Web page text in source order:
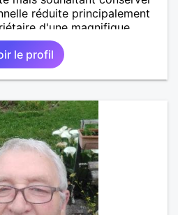
réduite principalement
d'une magnifique
(71) dans laquelle
passer plus de temps et
une femme aimable tant
qu'intellectuel. La région
de contempler en
le profil